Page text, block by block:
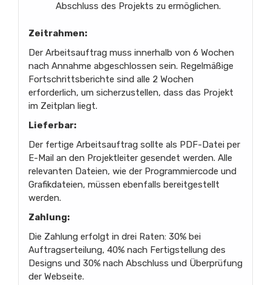
Abschluss des Projekts zu ermöglichen.
Zeitrahmen:
Der Arbeitsauftrag muss innerhalb von 6 Wochen
nach Annahme abgeschlossen sein. Regelmäßige
Fortschrittsberichte sind alle 2 Wochen
erforderlich, um sicherzustellen, dass das Projekt
im Zeitplan liegt.
Lieferbar:
Der fertige Arbeitsauftrag sollte als PDF-Datei per
E-Mail an den Projektleiter gesendet werden. Alle
relevanten Dateien, wie der Programmiercode und
Grafikdateien, müssen ebenfalls bereitgestellt
werden.
Zahlung:
Die Zahlung erfolgt in drei Raten: 30% bei
Auftragserteilung, 40% nach Fertigstellung des
Designs und 30% nach Abschluss und Überprüfung
der Webseite.